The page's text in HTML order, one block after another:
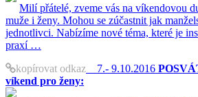
Milí přátelé, zveme vás na víkendovou
muže i ženy. Mohou se zúčastnit jak
jednotlivci. Nabízíme nové téma, které je
praxí …
kopírovat odkaz 7.- 9.10.2016
víkend pro ženy: